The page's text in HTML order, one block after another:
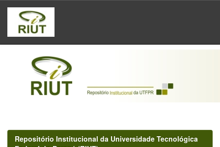
Skip
navigation
Repositório Institucional da Universidade Tecnológica